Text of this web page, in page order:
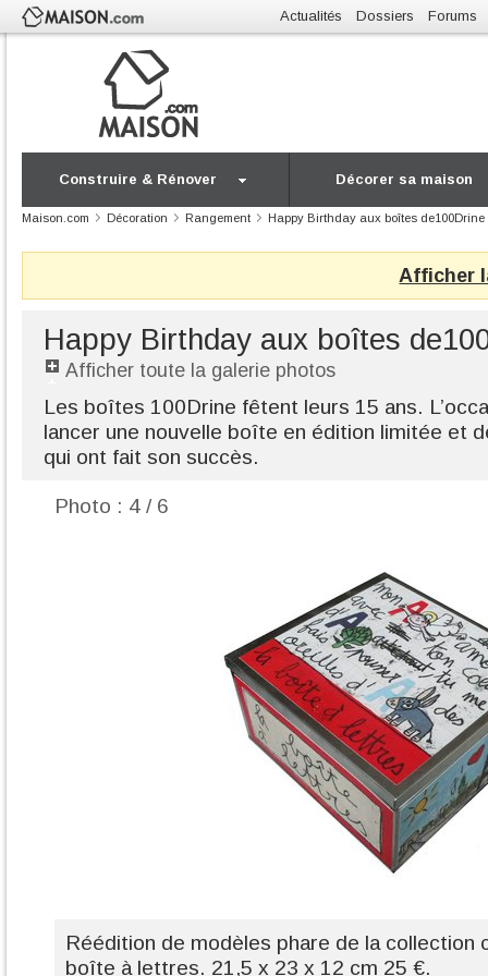
Actualités Dossiers Forums
Construire & Rénover Décorer sa maison
Maison.com Décoration Rangement Happy Birthday aux boîtes de100Drine
Afficher
Happy Birthday aux boîtes
Afficher toute la galerie photos
Les boîtes 100Drine fêtent leurs 15 ans.
lancer une nouvelle boîte en édition limitée et
qui ont fait son succès.
Photo : 4 / 6
Réédition de modèles phare de la collection
boîte à lettres. 21,5 x 23 x 12 cm 25 €.